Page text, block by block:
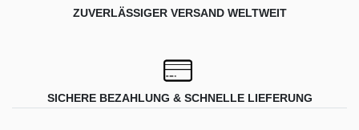
ZUVERLÄSSIGER VERSAND WELTWEIT
SICHERE BEZAHLUNG & SCHNELLE LIEFERUNG